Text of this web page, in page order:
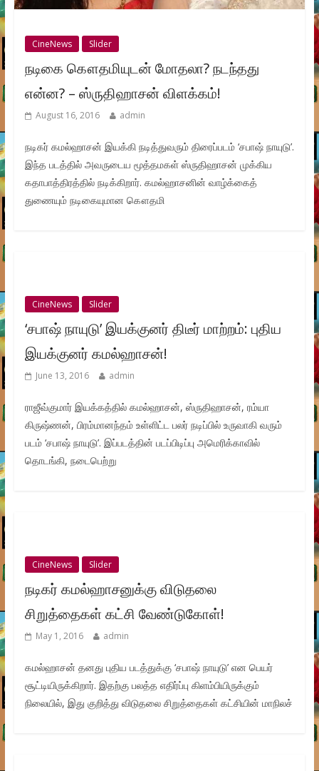
CineNews Slider
நடிகை கௌதமியுடன் மோதலா? நடந்தது
என்ன? – ஸ்ருதிஹாசன் விளக்கம்!
August 16, 2016 admin
நடிகர் கமல்ஹாசன் இயக்கி நடித்துவரும் திரைப்படம் ‘சபாஷ் நாயுடு’.
இந்த படத்தில் அவருடைய மூத்தமகள் ஸ்ருதிஹாசன் முக்கிய
கதாபாத்திரத்தில் நடிக்கிறார். கமல்ஹாசனின் வாழ்க்கைத்
துணையும் நடிகையுமான கௌதமி
CineNews Slider
‘சபாஷ் நாயுடு’ இயக்குனர் திடீர் மாற்றம்: புதிய
இயக்குனர் கமல்ஹாசன்!
June 13, 2016 admin
ராஜீவ்குமார் இயக்கத்தில் கமல்ஹாசன், ஸ்ருதிஹாசன், ரம்யா
கிருஷ்ணன், பிரம்மானந்தம் உள்ளிட்ட பலர் நடிப்பில் உருவாகி வரும்
படம் ‘சபாஷ் நாயுடு’. இப்படத்தின் படப்பிடிப்பு அமெரிக்காவில்
தொடங்கி, நடைபெற்று
CineNews Slider
நடிகர் கமல்ஹாசனுக்கு விடுதலை
சிறுத்தைகள் கட்சி வேண்டுகோள்!
May 1, 2016 admin
கமல்ஹாசன் தனது புதிய படத்துக்கு ‘சபாஷ் நாயுடு’ என பெயர்
சூட்டியிருக்கிறார். இதற்கு பலத்த எதிர்ப்பு கிளம்பியிருக்கும்
நிலையில், இது குறித்து விடுதலை சிறுத்தைகள் கட்சியின் மாநிலச்